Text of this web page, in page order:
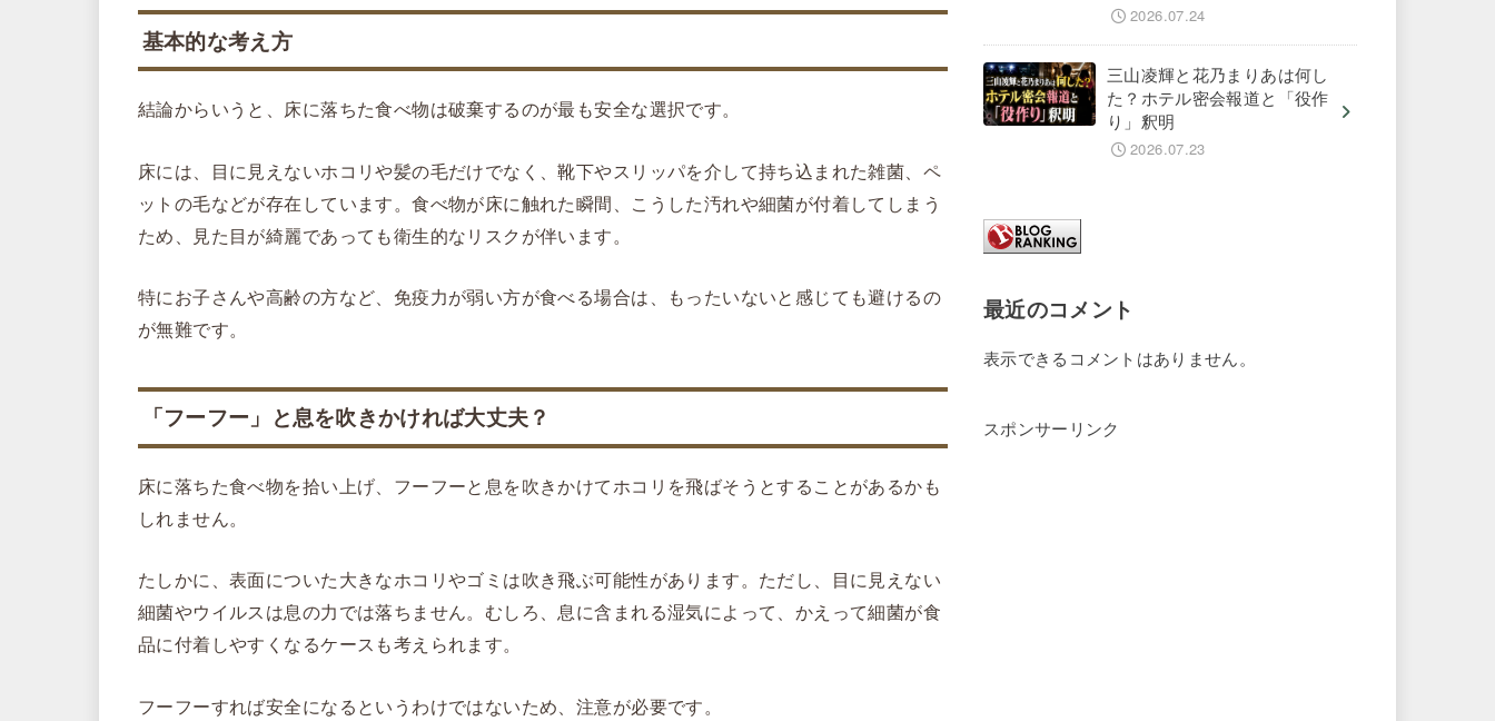
基本的な考え方
結論からいうと、床に落ちた食べ物は破棄するのが最も安全な選択です。
床には、目に見えないホコリや髪の毛だけでなく、靴下やスリッパを介して持ち込まれた雑菌、ペ
ットの毛などが存在しています。食べ物が床に触れた瞬間、こうした汚れや細菌が付着してしまう
ため、見た目が綺麗であっても衛生的なリスクが伴います。
特にお子さんや高齢の方など、免疫力が弱い方が食べる場合は、もったいないと感じても避けるの
が無難です。
「フーフー」と息を吹きかければ大丈夫？
床に落ちた食べ物を拾い上げ、フーフーと息を吹きかけてホコリを飛ばそうとすることがあるかも
しれません。
たしかに、表面についた大きなホコリやゴミは吹き飛ぶ可能性があります。ただし、目に見えない
細菌やウイルスは息の力では落ちません。むしろ、息に含まれる湿気によって、かえって細菌が食
品に付着しやすくなるケースも考えられます。
フーフーすれば安全になるというわけではないため、注意が必要です。
2026.07.24
三山凌輝と花乃まりあは何し
た？ホテル密会報道と「役作
り」釈明
2026.07.23
最近のコメント
表示できるコメントはありません。
スポンサーリンク